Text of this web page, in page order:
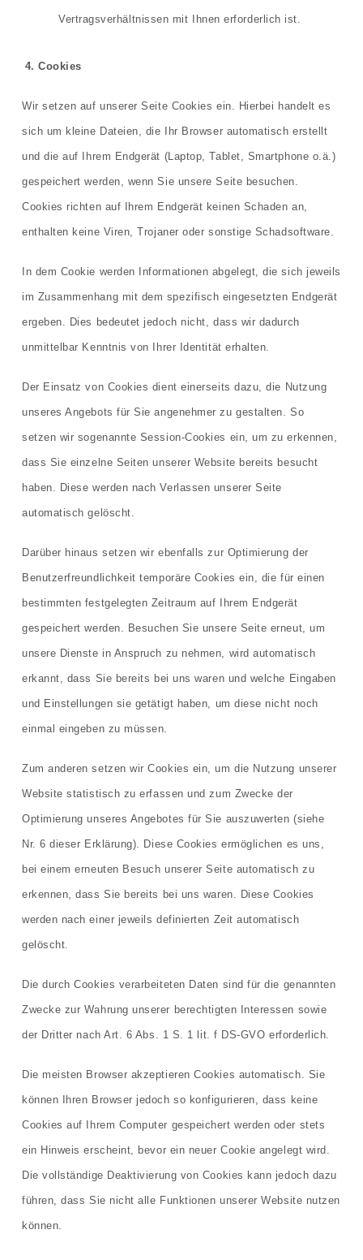
Vertragsverhältnissen mit Ihnen erforderlich ist.
4. Cookies
Wir setzen auf unserer Seite Cookies ein. Hierbei handelt es
sich um kleine Dateien, die Ihr Browser automatisch erstellt
und die auf Ihrem Endgerät (Laptop, Tablet, Smartphone o.ä.)
gespeichert werden, wenn Sie unsere Seite besuchen.
Cookies richten auf Ihrem Endgerät keinen Schaden an,
enthalten keine Viren, Trojaner oder sonstige Schadsoftware.
In dem Cookie werden Informationen abgelegt, die sich jeweils
im Zusammenhang mit dem spezifisch eingesetzten Endgerät
ergeben. Dies bedeutet jedoch nicht, dass wir dadurch
unmittelbar Kenntnis von Ihrer Identität erhalten.
Der Einsatz von Cookies dient einerseits dazu, die Nutzung
unseres Angebots für Sie angenehmer zu gestalten. So
setzen wir sogenannte Session-Cookies ein, um zu erkennen,
dass Sie einzelne Seiten unserer Website bereits besucht
haben. Diese werden nach Verlassen unserer Seite
automatisch gelöscht.
Darüber hinaus setzen wir ebenfalls zur Optimierung der
Benutzerfreundlichkeit temporäre Cookies ein, die für einen
bestimmten festgelegten Zeitraum auf Ihrem Endgerät
gespeichert werden. Besuchen Sie unsere Seite erneut, um
unsere Dienste in Anspruch zu nehmen, wird automatisch
erkannt, dass Sie bereits bei uns waren und welche Eingaben
und Einstellungen sie getätigt haben, um diese nicht noch
einmal eingeben zu müssen.
Zum anderen setzen wir Cookies ein, um die Nutzung unserer
Website statistisch zu erfassen und zum Zwecke der
Optimierung unseres Angebotes für Sie auszuwerten (siehe
Nr. 6 dieser Erklärung). Diese Cookies ermöglichen es uns,
bei einem erneuten Besuch unserer Seite automatisch zu
erkennen, dass Sie bereits bei uns waren. Diese Cookies
werden nach einer jeweils definierten Zeit automatisch
gelöscht.
Die durch Cookies verarbeiteten Daten sind für die genannten
Zwecke zur Wahrung unserer berechtigten Interessen sowie
der Dritter nach Art. 6 Abs. 1 S. 1 lit. f DS-GVO erforderlich.
Die meisten Browser akzeptieren Cookies automatisch. Sie
können Ihren Browser jedoch so konfigurieren, dass keine
Cookies auf Ihrem Computer gespeichert werden oder stets
ein Hinweis erscheint, bevor ein neuer Cookie angelegt wird.
Die vollständige Deaktivierung von Cookies kann jedoch dazu
führen, dass Sie nicht alle Funktionen unserer Website nutzen
können.